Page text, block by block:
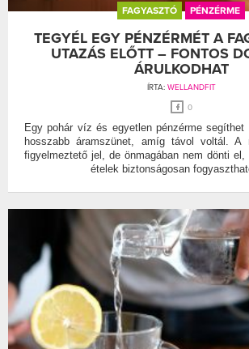
FAGYASZTÓ PÉNZÉRME
TEGYÉL EGY PÉNZÉRMÉT A
UTAZÁS ELŐTT – FONTOS
ÁRULKODHAT
ÍRTA: WELLANDFIT
0
Egy pohár víz és egyetlen pénzérme segíthet
hosszabb áramszünet, amíg távol voltál. A
figyelmeztető jel, de önmagában nem dönti
ételek biztonságosan